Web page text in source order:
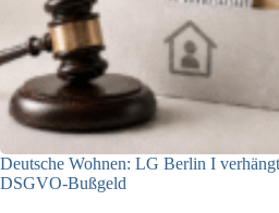
Deutsche Wohnen: LG Berlin I
DSGVO-Bußgeld